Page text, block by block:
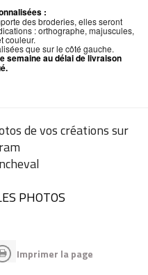
:
des broderies, elles seront
: orthographe, majuscules,
couleur.
que sur le côté gauche.
semaine au délai de livraison
de vos créations sur
PHOTOS
Imprimer la page